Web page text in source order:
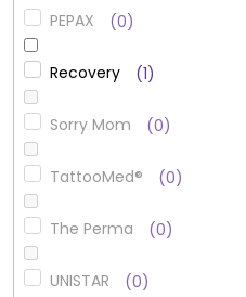
PEPAX 0
Recovery 1
Sorry Mom 0
TattooMed® 0
The Perma 0
UNISTAR 0